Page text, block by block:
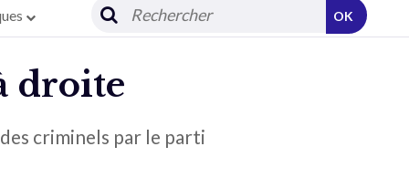
OK
droite
criminels par le parti